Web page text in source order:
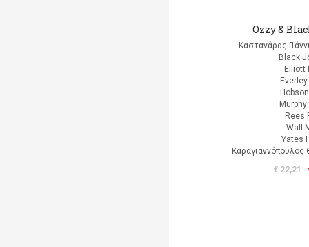
Ozzy &
Καστανάρας
Black
Elliott
Rees
Wall
Yates
Καραγιαννόπουλος
€ 22,21